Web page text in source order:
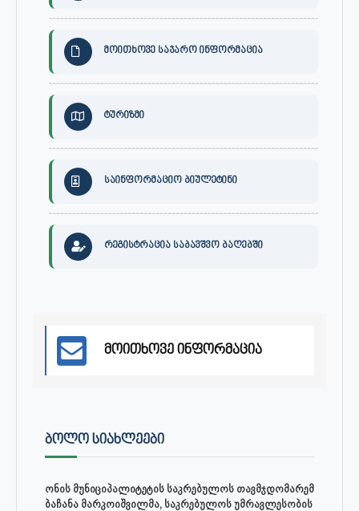
მოითხოვე საჯარო ინფორმაცია
ტურიზმი
საინფორმაციო ბიულეტინი
რეგისტრაცია საბავშვო ბაღებში
მოითხოვე ინფორმაცია
ᲑᲝᲚᲝ ᲡᲘᲐᲮᲚᲔᲔᲑᲘ
ონის მუნიციპალიტეტის საკრებულოს თავმჯდომარემ
ბაჩანა მარკოიშვილმა, საკრებულოს უმრავლესობის